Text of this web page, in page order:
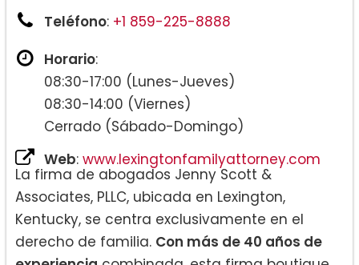
Teléfono: +1 859-225-8888
Horario:
08:30-17:00 (Lunes-Jueves)
08:30-14:00 (Viernes)
Cerrado (Sábado-Domingo)
Web: www.lexingtonfamilyattorney.com
La firma de abogados Jenny Scott &
Associates, PLLC, ubicada en Lexington,
Kentucky, se centra exclusivamente en el
derecho de familia. Con más de 40 años de